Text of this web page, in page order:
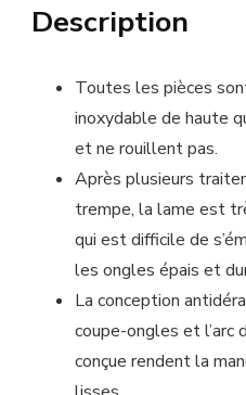
Description
Toutes les pièces
inoxydable de haute
et ne rouillent pas.
Après plusieurs
trempe, la lame est
qui est difficile de
les ongles épais et
La conception
coupe-ongles et l’arc
conçue rendent la